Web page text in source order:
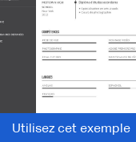
Utilisez cet exemple